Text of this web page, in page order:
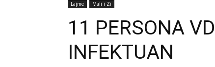
Lajme Mali i Zi
11 PERSONA
INFEKTUAN